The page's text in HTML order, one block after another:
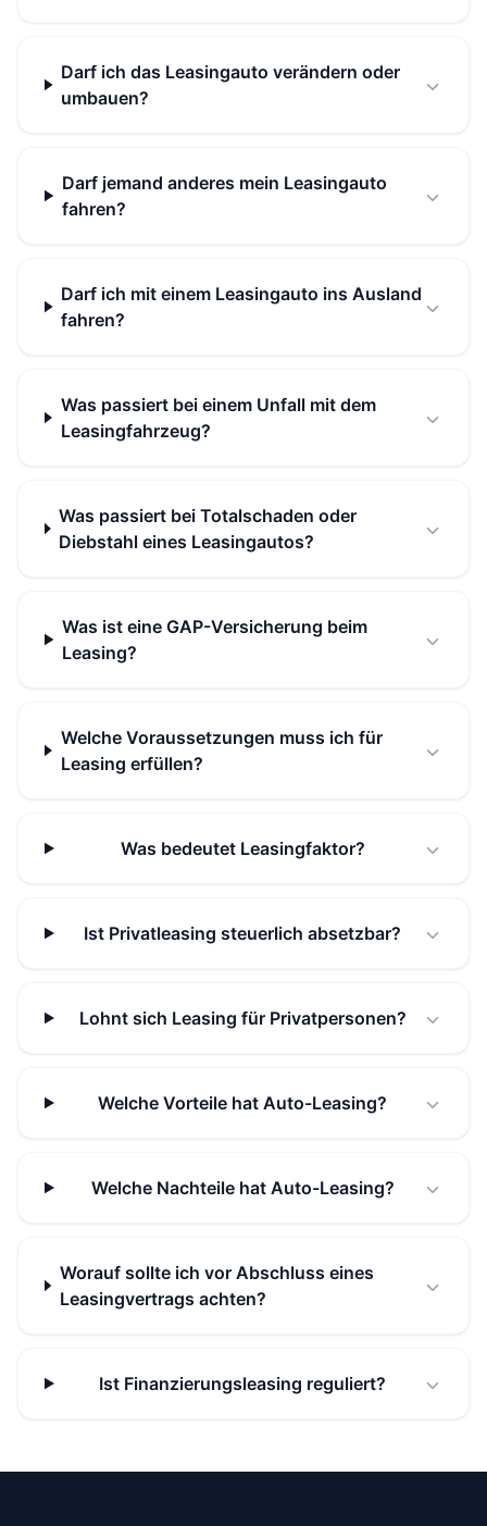
Darf ich das Leasingauto verändern oder
umbauen?
Darf jemand anderes mein Leasingauto
fahren?
Darf ich mit einem Leasingauto ins Ausland
fahren?
Was passiert bei einem Unfall mit dem
Leasingfahrzeug?
Was passiert bei Totalschaden oder
Diebstahl eines Leasingautos?
Was ist eine GAP-Versicherung beim
Leasing?
Welche Voraussetzungen muss ich für
Leasing erfüllen?
Was bedeutet Leasingfaktor?
Ist Privatleasing steuerlich absetzbar?
Lohnt sich Leasing für Privatpersonen?
Welche Vorteile hat Auto-Leasing?
Welche Nachteile hat Auto-Leasing?
Worauf sollte ich vor Abschluss eines
Leasingvertrags achten?
Ist Finanzierungsleasing reguliert?